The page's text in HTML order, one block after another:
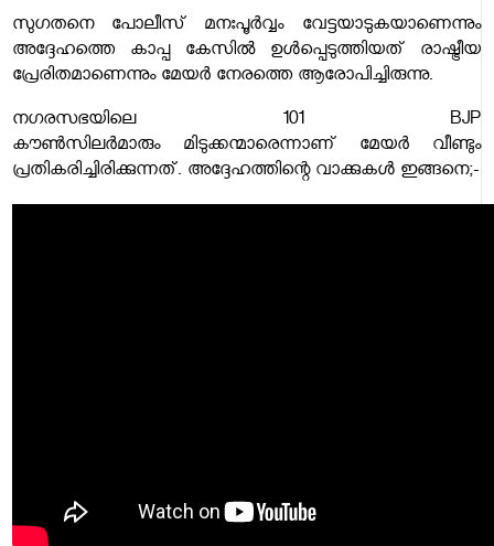
സുഗതനെ പോലീസ് മനഃപൂർവ്വം വേട്ടയാടുകയാണെന്നും
അദ്ദേഹത്തെ കാപ്പ കേസിൽ ഉൾപ്പെടുത്തിയത് രാഷ്ട്രീയ
പ്രേരിതമാണെന്നും മേയർ നേരത്തെ ആരോപിച്ചിരുന്നു.
നഗരസഭയിലെ 101 BJP
കൗൺസിലർമാരും മിടുക്കന്മാരെന്നാണ് മേയർ വീണ്ടും
പ്രതികരിച്ചിരിക്കുന്നത്. അദ്ദേഹത്തിന്റെ വാക്കുകൾ ഇങ്ങനെ;-